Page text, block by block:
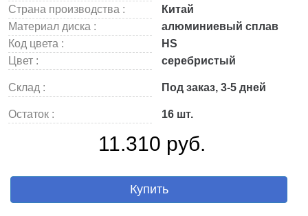
Страна производства :
Китай
Материал диска :
алюминиевый сплав
Код цвета :
HS
Цвет :
серебристый
Склад : Под заказ, 3-5 дней
Остаток : 16 шт.
11.310 руб.
Купить